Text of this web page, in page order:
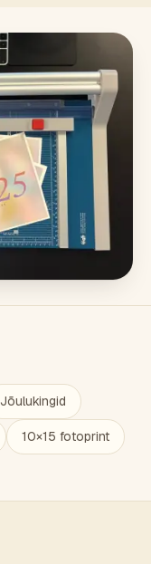
Jõulukingid
10×15 fotoprint